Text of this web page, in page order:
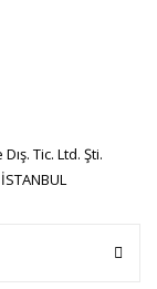
Tic. Ltd. Şti.